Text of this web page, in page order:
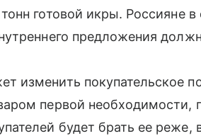
готовой икры. Россияне
предложения
изменить покупательское
первой
будет брать ее